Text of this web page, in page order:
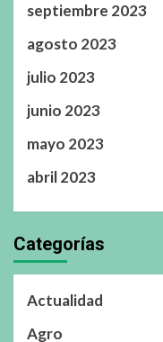
septiembre 2023
agosto 2023
julio 2023
junio 2023
mayo 2023
abril 2023
Categorías
Actualidad
Agro